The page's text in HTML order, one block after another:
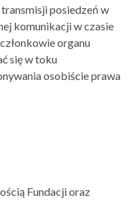
posiedzeń w
komunikacji w czasie
organu
się w toku
osobiście prawa
Fundacji oraz